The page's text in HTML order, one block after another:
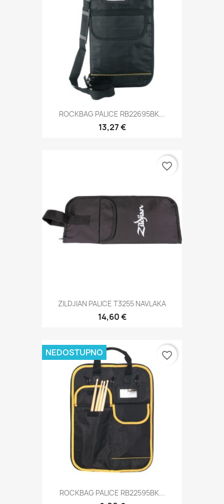
ROCKBAG PALICE RB22695BK...
13,27 €
ZILDJIAN PALICE T3255 NAVLAKA
14,60 €
favorite_border
ROCKBAG PALICE RB22595BK...
NEDOSTUPNO favorite_border